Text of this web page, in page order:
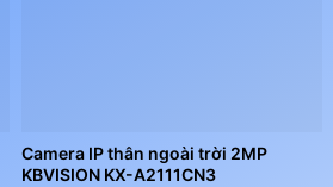
Camera IP thân ngoài trời 2MP
KBVISION KX-A2111CN3